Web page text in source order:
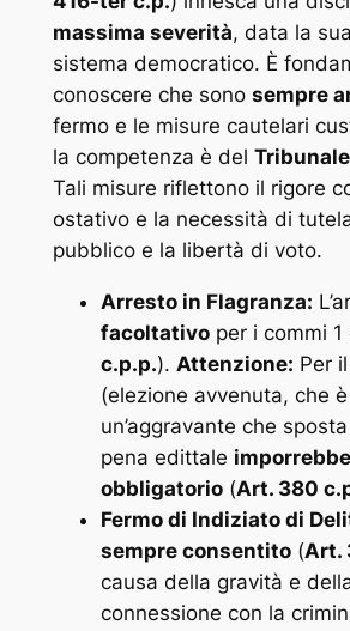
massima severità, data la
sistema democratico. È
conoscere che sono sempre
fermo e le misure cautelari
la competenza è del
Tali misure riflettono il rigore
ostativo e la necessità di
pubblico e la libertà di voto.
Arresto in Flagranza:
facoltativoper i commi 1
c.p.p.). Attenzione: Per il
(elezione avvenuta, che è
un’aggravante che
pena edittale
obbligatorio(Art. 380
Fermo di Indiziato di
sempre consentito(Art.
causa della gravità e
connessione con la